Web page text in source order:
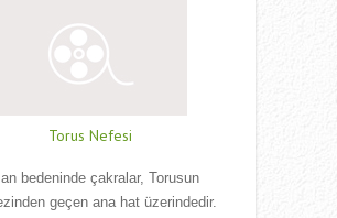
Torus Nefesi
bedeninde çakralar, Torusun
geçen ana hat üzerindedir.